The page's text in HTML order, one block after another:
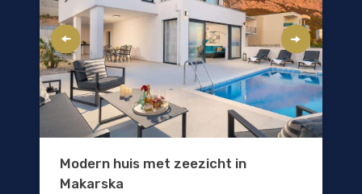
Modern huis met zeezicht in
Makarska